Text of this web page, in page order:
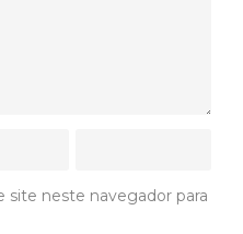
site neste navegador para